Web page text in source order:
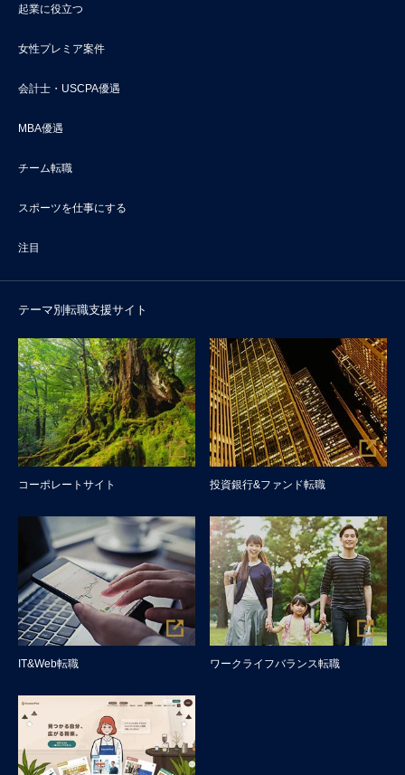
起業に役立つ
女性プレミア案件
会計士・USCPA優遇
MBA優遇
チーム転職
スポーツを仕事にする
注目
テーマ別転職支援サイト
コーポレートサイト 投資銀行&ファンド転職
IT&Web転職 ワークライフバランス転職